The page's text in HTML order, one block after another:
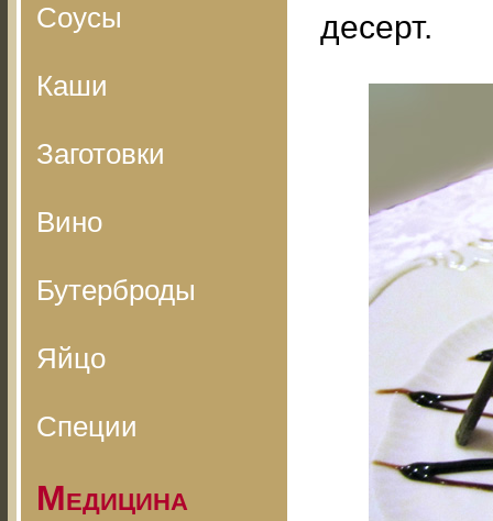
Соусы
Каши
Заготовки
Вино
Бутерброды
Яйцо
Специи
Медицина
десерт.